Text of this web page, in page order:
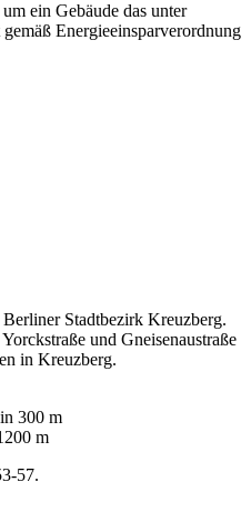
ein Gebäude das unter
Energieeinsparverordnung
Stadtbezirk Kreuzberg.
und Gneisenaustraße
in Kreuzberg.
300 m
m
57.